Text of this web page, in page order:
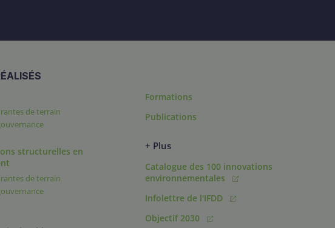
de terrain
structurelles en
de terrain
Formations
Publications
+ Plus
Catalogue des 100 innovations
environnementales
Infolettre de l'IFDD
Objectif 2030